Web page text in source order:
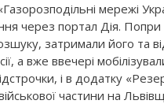
мережі
через портал Дія. Попри
затримали його та
а вже ввечері
і в додатку
частини на